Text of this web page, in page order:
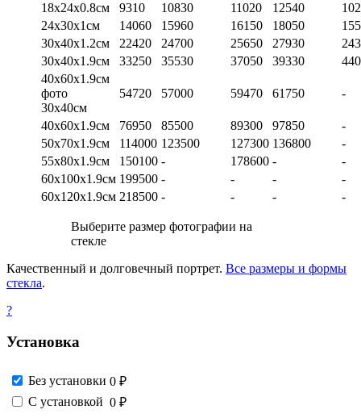
18х24х0.8см
9310 10830 11020 12540
24х30х1см
14060 15960 16150 18050
30х40х1.2см
22420 24700 25650 27930
30х40х1.9см
33250 35530 37050 39330
40х60х1.9см
фото
30х40см
54720 57000 59470 61750 -
40х60х1.9см 76950 85500 89300 97850
-
50х70х1.9см
114000 123500 127300 136800
-
55х80х1.9см
150100 - 178600 -
-
60х100х1.9см 199500 - - -
-
60х120х1.9см 218500 - - - -
Выберите размер фотографии на
стекле
Качественный и долговечный портрет. Все размеры и формы
стекла.
?
Установка
Без установки 0 ₽
С установкой 0 ₽